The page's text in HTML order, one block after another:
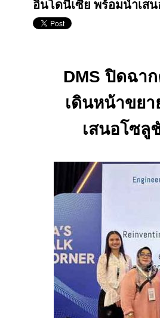
อินโดนีเซีย พร้อมนำเส
DMSปิดฉาก
เดินหน้าขย
เสนอโซลู